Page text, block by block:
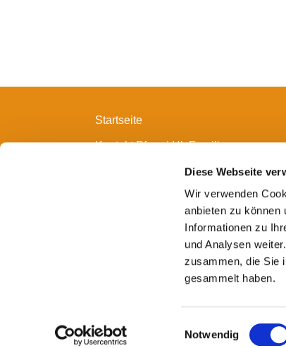
Diese Webseite
Wir verwenden
anbieten zu können
Informationen zu
und Analysen
zusammen, die Sie
gesammelt haben.
i
Notwendig
Startseite
Kontakt Pfarrei Hl. Familie